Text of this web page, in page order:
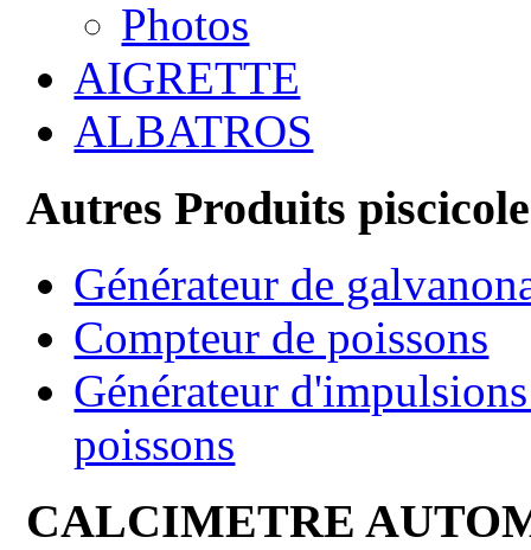
Photos
AIGRETTE
ALBATROS
Autres Produits
Générateur de
Compteur de poissons
Générateur
poissons
CALCIMETRE